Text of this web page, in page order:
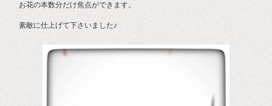
お花の本数分だけ焦点ができます。
素敵に仕上げて下さいました♪